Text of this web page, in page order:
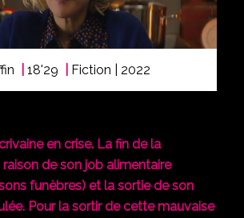
18'29 Fiction | 2022
en crise. La fin de la
de son job alimentaire
funèbres) et la sortie de son
Pour la sortir de cette mauvaise